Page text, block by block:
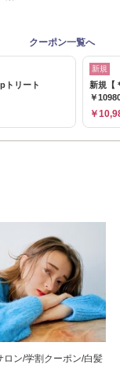
クーポン一覧へ
トリート
新規
新規【
￥
￥
ロン/学割クーポン/白髪